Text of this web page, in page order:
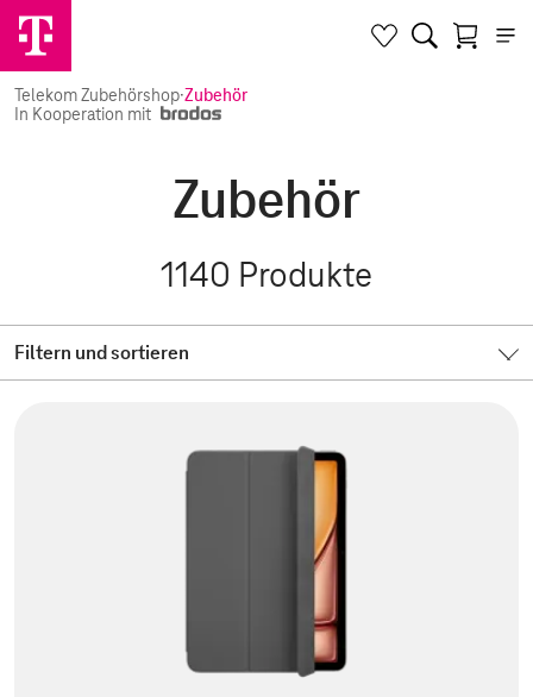
Telekom Zubehörshop·Zubehör
In Kooperation mit
Zubehör
1140 Produkte
Filtern und sortieren